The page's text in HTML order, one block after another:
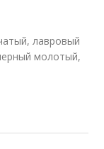
лавровый
молотый,